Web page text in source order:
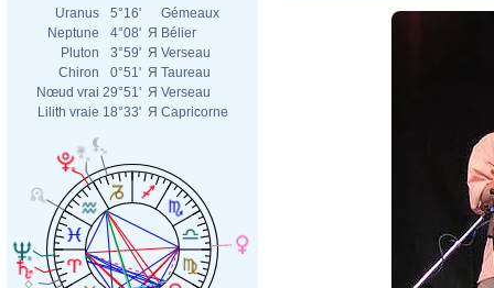
Uranus
5°16'
Gémeaux
Neptune
4°08' Я Bélier
Pluton
3°59' Я Verseau
Chiron
0°51' Я Taureau
Nœud vrai 29°51' Я Verseau
Lilith vraie 18°33' Я Capricorne